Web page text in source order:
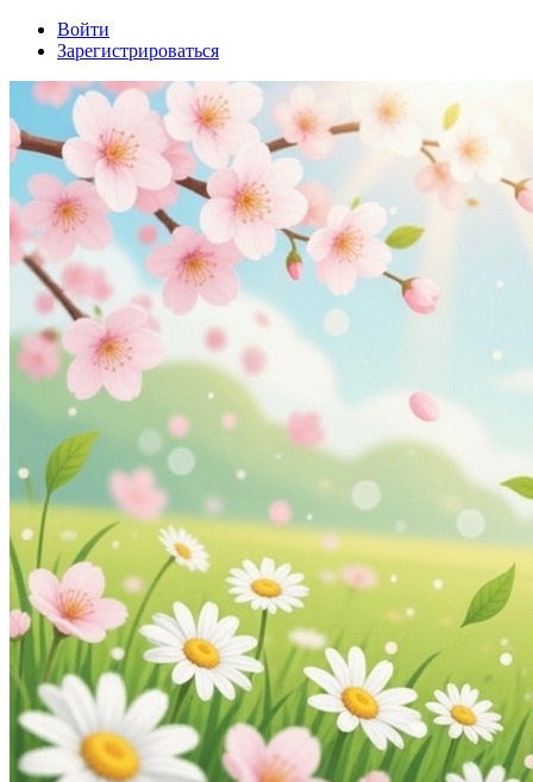
Войти
Зарегистрироваться